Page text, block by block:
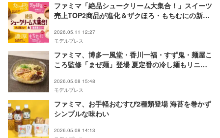
ファミマ「絶品シュークリーム大集合！」スイーツ
売上TOP2商品が進化＆ザクほろ・もちむにの新作
2026.05.11 12:27
モデルプレス
ファミマ、博多一風堂・香川一福・すず鬼・麺屋こ
ころ監修「まぜ麺」登場 夏定番の冷し麺もリニュ
2026.05.08 15:48
モデルプレス
ファミマ、お手軽おむすび2種類登場 海苔を巻かず
シンプルな味わい
2026.05.08 14:13